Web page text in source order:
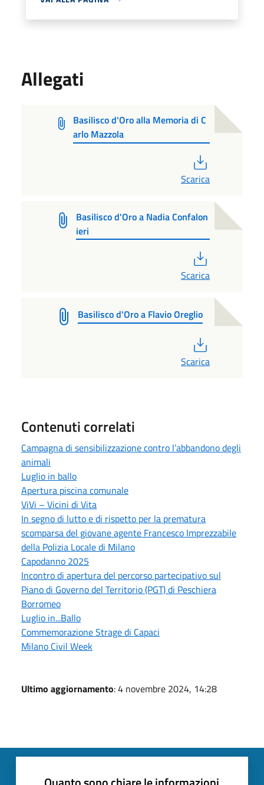
Allegati
Basilisco d'Oro alla Memoria di C
arlo Mazzola
Scarica
Basilisco d'Oro a Nadia Confalon
ieri
Scarica
Basilisco d'Oro a Flavio Oreglio
Scarica
Contenuti correlati
Campagna di sensibilizzazione contro l’abbandono degli
animali
Luglio in ballo
Apertura piscina comunale
ViVi – Vicini di Vita
In segno di lutto e di rispetto per la prematura
scomparsa del giovane agente Francesco Imprezzabile
della Polizia Locale di Milano
Capodanno 2025
Incontro di apertura del percorso partecipativo sul
Piano di Governo del Territorio (PGT) di Peschiera
Borromeo
Luglio in...Ballo
Commemorazione Strage di Capaci
Milano Civil Week
Ultimo aggiornamento: 4 novembre 2024, 14:28